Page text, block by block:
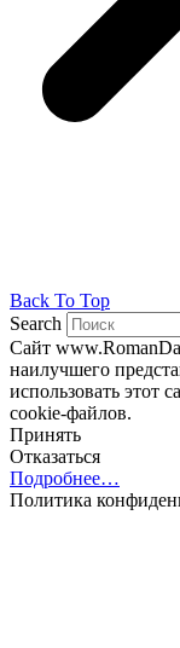
Back To Top
Search
Сайт
наилучшего
использовать этот
cookie-файлов.
Принять
Отказаться
Подробнее…
Политика